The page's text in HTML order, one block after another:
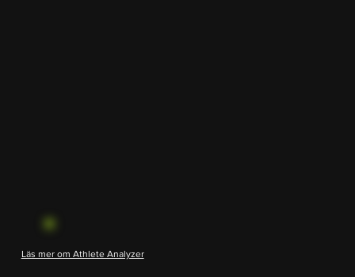
Läs mer om Athlete Analyzer